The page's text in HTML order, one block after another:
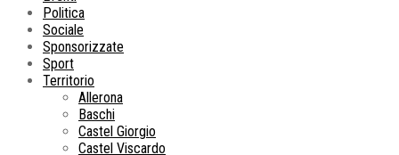
Politica
Sociale
Sponsorizzate
Sport
Territorio
Allerona
Baschi
Castel Giorgio
Castel Viscardo